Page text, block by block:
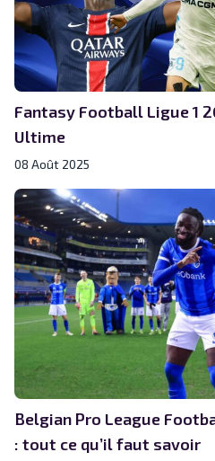
Fantasy Football Ligue 1
Ultime
08 Août 2025
Belgian Pro League
: tout ce qu’il faut savoir